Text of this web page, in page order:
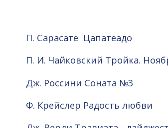
П. Сарасате Цапатеадо
П. И. Чайковский Тройка.
Дж. Россини Соната №3
Ф. Крейслер Радость любви